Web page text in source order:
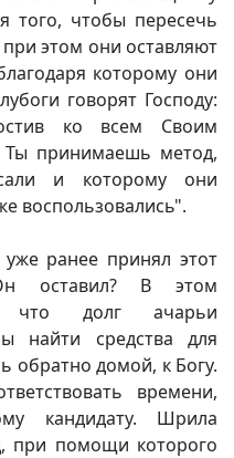
того, чтобы пересечь
этом они оставляют
которому они
говорят Господу:
ко всем Своим
принимаешь метод,
и которому они
воспользовались".
ранее принял этот
оставил? В этом
что долг ачарьи
найти средства для
обратно домой, к Богу.
времени,
кандидату. Шрила
при помощи которого